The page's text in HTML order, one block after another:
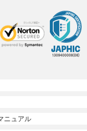
ニュアル